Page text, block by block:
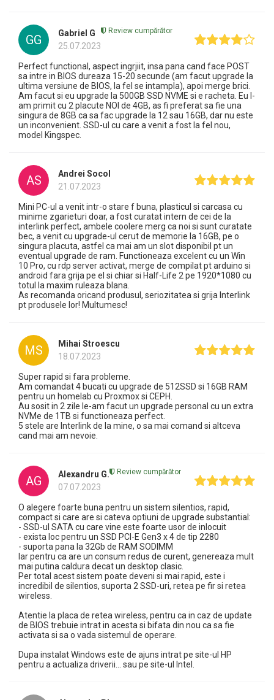
GG
Gabriel G
25.07.2023
Review cumpărător
Perfect functional, aspect ingrjiit, insa pana cand face POST
sa intre in BIOS dureaza 15-20 secunde (am facut upgrade la
ultima versiune de BIOS, la fel se intampla), apoi merge brici.
Am facut si eu upgrade la 500GB SSD NVME si e racheta. Eu l-
am primit cu 2 placute NOI de 4GB, as fi preferat sa fie una
singura de 8GB ca sa fac upgrade la 12 sau 16GB, dar nu este
un inconvenient. SSD-ul cu care a venit a fost la fel nou,
model Kingspec.
AS
Andrei Socol
21.07.2023
Mini PC-ul a venit intr-o stare f buna, plasticul si carcasa cu
minime zgarieturi doar, a fost curatat intern de cei de la
interlink perfect, ambele coolere merg ca noi si sunt curatate
bec, a venit cu upgrade-ul cerut de memorie la 16GB, pe o
singura placuta, astfel ca mai am un slot disponibil pt un
eventual upgrade de ram. Functioneaza excelent cu un Win
10 Pro, cu rdp server activat, merge de compilat pt arduino si
android fara grija pe el si chiar si Half-Life 2 pe 1920*1080 cu
totul la maxim ruleaza blana.
As recomanda oricand produsul, seriozitatea si grija Interlink
pt produsele lor! Multumesc!
MS
Mihai Stroescu
18.07.2023
Super rapid si fara probleme.
Am comandat 4 bucati cu upgrade de 512SSD si 16GB RAM
pentru un homelab cu Proxmox si CEPH.
Au sosit in 2 zile le-am facut un upgrade personal cu un extra
NVMe de 1TB si functioneaza perfect.
5 stele are Interlink de la mine, o sa mai comand si altceva
cand mai am nevoie.
AG
Alexandru G.
07.07.2023
Review cumpărător
O alegere foarte buna pentru un sistem silentios, rapid,
compact si care are si cateva optiuni de upgrade substantial:
- SSD-ul SATA cu care vine este foarte usor de inlocuit
- exista loc pentru un SSD PCI-E Gen3 x 4 de tip 2280
- suporta pana la 32Gb de RAM SODIMM
Iar pentru ca are un consum redus de curent, genereaza mult
mai putina caldura decat un desktop clasic.
Per total acest sistem poate deveni si mai rapid, este i
incredibil de silentios, suporta 2 SSD-uri, retea pe fir si retea
wireless.
Atentie la placa de retea wireless, pentru ca in caz de update
de BIOS trebuie intrat in acesta si bifata din nou ca sa fie
activata si sa o vada sistemul de operare.
Dupa instalat Windows este de ajuns intrat pe site-ul HP
pentru a actualiza driverii... sau pe site-ul Intel.